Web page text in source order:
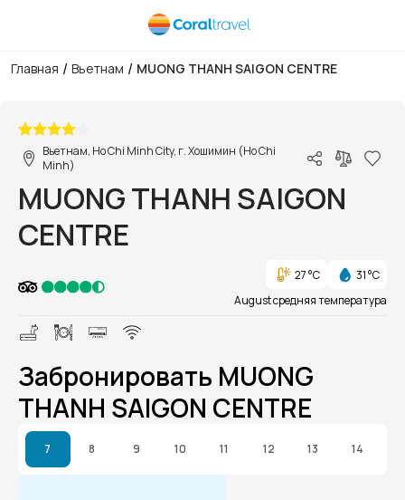
Главная / Вьетнам / MUONG THANH SAIGON CENTRE
Вьетнам, Ho Chi Minh City, г. Хошимин (Ho Chi
Minh)
MUONG THANH SAIGON
CENTRE
27 °C
31 °C
August средняя температура
Забронировать MUONG
THANH SAIGON CENTRE
7 8 9 10 11 12 13 14